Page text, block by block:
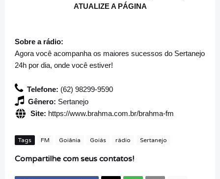
ATUALIZE A PÁGINA
Sobre a rádio:
Agora você acompanha os maiores sucessos do Sertanejo
24h por dia, onde você estiver!
Telefone: (62) 98299-9590
Gênero: Sertanejo
Site: https://www.brahma.com.br/brahma-fm
Tags FM Goiânia Goiás rádio Sertanejo
Compartilhe com seus contatos!